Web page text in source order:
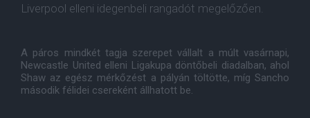
Liverpool elleni idegenbeli rangadót megelőzően.
A páros mindkét tagja szerepet vállalt a múlt vasárnapi,
Newcastle United elleni Ligakupa döntőbeli diadalban, ahol
Shaw az egész mérkőzést a pályán töltötte, míg Sancho
második félidei csereként állhatott be.